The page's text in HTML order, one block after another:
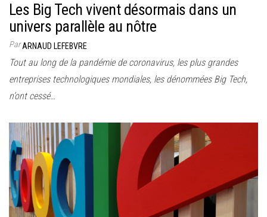
Les Big Tech vivent désormais dans un
univers parallèle au nôtre
ParARNAUD LEFEBVRE
Tout au long de la pandémie de coronavirus, les plus grandes
entreprises technologiques mondiales, les dénommées Big Tech,
n’ont cessé…